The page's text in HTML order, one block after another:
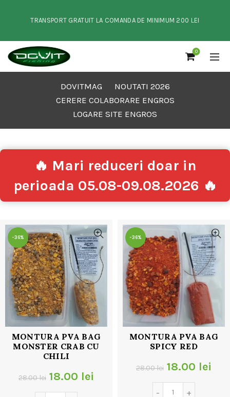
TRANSPORT GRATUIT LA COMANDA DE MINIMUM 200 LEI
0
DOVITMAG
NOUTATI 2026
CERERE COLABORARE ENGROS
LOGARE SITE ENGROS
🔥 Mari reduceri doar in
perioada 05.08-09.08.2026 🔥
-36%
MONTURA PVA BAG
MONSTER CRAB CU
CHILI
28.00lei Prețul
inițial
18.00 lei
-36%
MONTURA PVA BAG
SPICY RED
28.00lei Prețul
inițial
18.00 lei